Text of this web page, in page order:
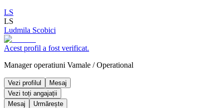
LS
LS
Ludmila Scobici
Acest profil a fost verificat.
Manager operatiuni Vamale /Operational
Vezi profilul
Mesaj
Vezi toți angajații
Mesaj
Urmărește